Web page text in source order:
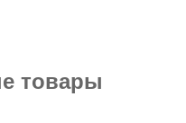
товары